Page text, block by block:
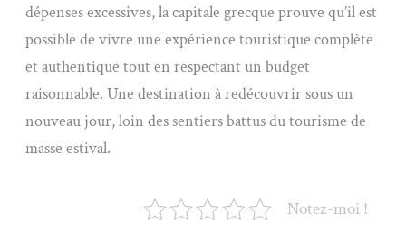
dépenses excessives, la capitale grecque prouve qu’il est
possible de vivre une expérience touristique complète
et authentique tout en respectant un budget
raisonnable. Une destination à redécouvrir sous un
nouveau jour, loin des sentiers battus du tourisme de
masse estival.
Notez-moi !